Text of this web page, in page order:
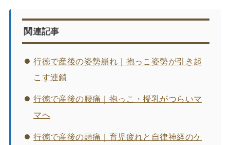
関連記事
行徳で産後の姿勢崩れ｜抱っこ姿勢が引き起
こす連鎖
行徳で産後の腰痛｜抱っこ・授乳がつらいマ
マへ
行徳で産後の頭痛｜育児疲れと自律神経のケ